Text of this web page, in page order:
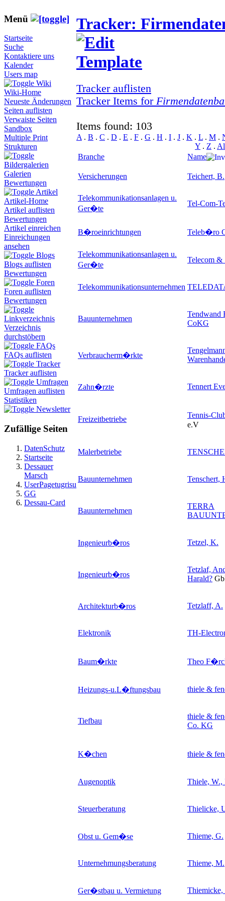
Menü
Startseite
Suche
Kontaktiere uns
Kalender
Users map
Wiki
Wiki-Home
Neueste Änderungen
Seiten auflisten
Verwaiste Seiten
Sandbox
Multiple Print
Strukturen
Bildergalerien
Galerien
Bewertungen
Artikel
Artikel-Home
Artikel auflisten
Bewertungen
Artikel einreichen
Einreichungen
ansehen
Blogs
Blogs auflisten
Bewertungen
Foren
Foren auflisten
Bewertungen
Linkverzeichnis
Verzeichnis
durchstöbern
FAQs
FAQs auflisten
Tracker
Tracker auflisten
Umfragen
Umfragen auflisten
Statistiken
Newsletter
Zufällige Seiten
DatenSchutz
Startseite
Dessauer
Marsch
UserPagetugrisu
GG
Dessau-Card
Tracker:
Tracker auflisten
Tracker Items for
Items found: 103
A . B . C . D . E . F . G . H . I . J . K . L . M .
Y . Z .
Branche
Name
Versicherungen Teichert, B.
Telekommunikationsanlagen u.
Ger�te
Tel-Com-
B�roeinrichtungen Teleb�ro
Telekommunikationsanlagen u.
Ger�te
Telecom &
Telekommunikationsunternehmen
Bauunternehmen
Tendwand
CoKG
Verbraucherm�rkte
Zahn�rzte Tennert
Freizeitbetriebe
Tennis-
e.V
Malerbetriebe
Bauunternehmen Tenschert,
Bauunternehmen
TERRA
Ingenieurb�ros Tetzel, K.
Ingenieurb�ros
Tetzlaf,
Harald?
Architekturb�ros Tetzlaff, A.
Elektronik TH-
Baum�rkte Theo
Heizungs-u.L�ftungsbau thiele &
Tiefbau
thiele &
Co. KG
K�chen thiele &
Augenoptik Thiele, W.,
Steuerberatung Thielicke,
Obst u. Gem�se Thieme, G.
Unternehmungsberatung Thieme, M.
Ger�stbau u. Vermietung Thiemicke,